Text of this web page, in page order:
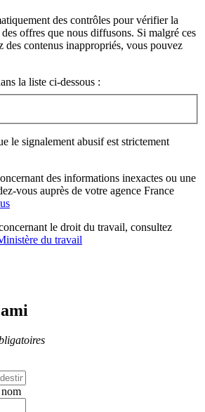
des contrôles pour vérifier la
offres que nous diffusons. Si malgré ces
des contenus inappropriés, vous pouvez
la liste ci-dessous :
le signalement abusif est strictement
des informations inexactes ou une
vous auprès de votre agence France
le droit du travail, consultez
du travail